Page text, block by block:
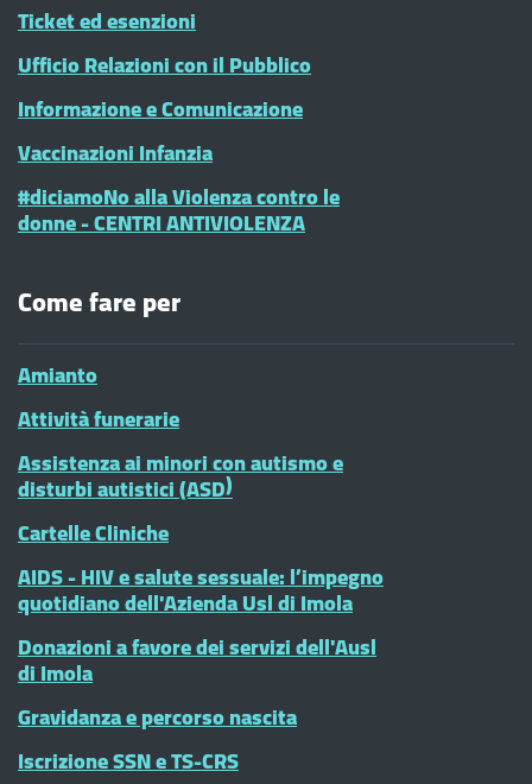
Ticket ed esenzioni
Ufficio Relazioni con il Pubblico
Informazione e Comunicazione
Vaccinazioni Infanzia
#diciamoNo alla Violenza contro le
donne - CENTRI ANTIVIOLENZA
Come fare per
Amianto
Attività funerarie
Assistenza ai minori con autismo e
disturbi autistici (ASD)
Cartelle Cliniche
AIDS - HIV e salute sessuale: l’impegno
quotidiano dell'Azienda Usl di Imola
Donazioni a favore dei servizi dell'Ausl
di Imola
Gravidanza e percorso nascita
Iscrizione SSN e TS-CRS